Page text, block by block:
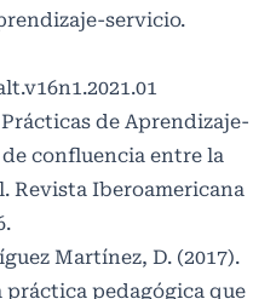
servicio.
de Aprendizaje-
confluencia entre la
Revista Iberoamericana
Martínez, D. (2017).
pedagógica que